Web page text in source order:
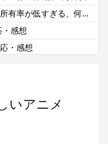
海外「先進国で日本だけパスポート所有率が低すぎる、何故なのか」
感想
・感想
いアニメ